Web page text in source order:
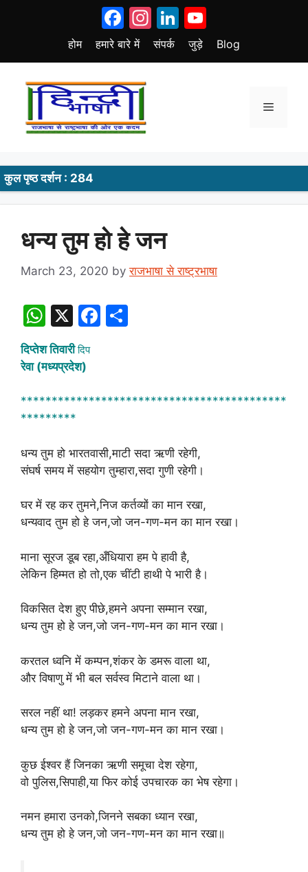
Facebook
Instagram
LinkedIn
होम हमारे बारे में संपर्क जुड़े Blog
Menu
कुल पृष्ठ दर्शन : 284
धन्य तुम हो हे जन
March 23, 2020 byराजभाषा से राष्ट्रभाषा
W
h
at
A
p
p
X
F
b
o
k
दिप्तेश तिवारीदिप
रेवा (मध्यप्रदेश)
*******************************************
*********
धन्य तुम हो भारतवासी,माटी सदा ऋणी रहेगी,
संघर्ष समय में सहयोग तुम्हारा,सदा गुणी रहेगी।
घर में रह कर तुमने,निज कर्तव्यों का मान रखा,
धन्यवाद तुम हो हे जन,जो जन-गण-मन का मान रखा।
माना सूरज डूब रहा,अँधियारा हम पे हावी है,
लेकिन हिम्मत हो तो,एक चींटी हाथी पे भारी है।
विकसित देश हुए पीछे,हमने अपना सम्मान रखा,
धन्य तुम हो हे जन,जो जन-गण-मन का मान रखा।
करतल ध्वनि में कम्पन,शंकर के डमरू वाला था,
और विषाणु में भी बल सर्वस्व मिटाने वाला था।
सरल नहीं था! लड़कर हमने अपना मान रखा,
धन्य तुम हो हे जन,जो जन-गण-मन का मान रखा।
कुछ ईश्वर हैं जिनका ऋणी समूचा देश रहेगा,
वो पुलिस,सिपाही,या फिर कोई उपचारक का भेष रहेगा।
नमन हमारा उनको,जिनने सबका ध्यान रखा,
धन्य तुम हो हे जन,जो जन-गण-मन का मान रखा॥